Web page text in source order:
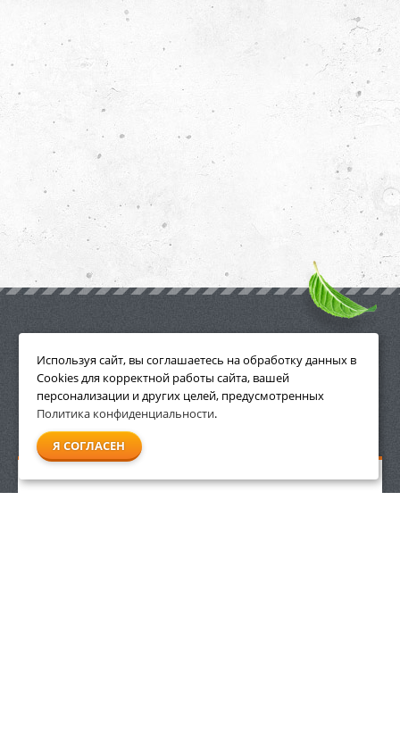
ПРИНАДЛЕЖНОСТИ
СМОТРЕТЬ ВСЕ
Используя сайт, вы соглашаетесь на обработку данных в
Cookies для корректной работы сайта, вашей
персонализации и других целей, предусмотренных
Политика конфиденциальности.
Я СОГЛАСЕН